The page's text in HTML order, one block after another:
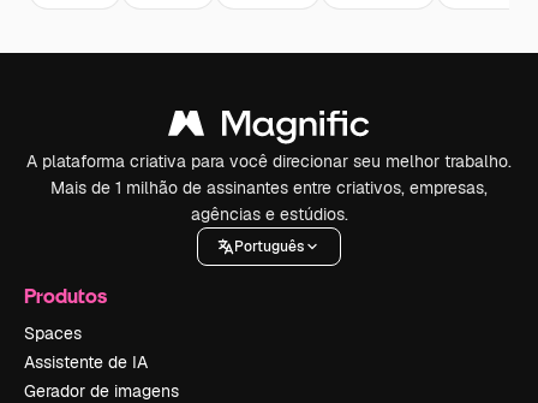
A plataforma criativa para você direcionar seu melhor trabalho.
Mais de 1 milhão de assinantes entre criativos, empresas,
agências e estúdios.
Português
Produtos
Spaces
Assistente de IA
Gerador de imagens